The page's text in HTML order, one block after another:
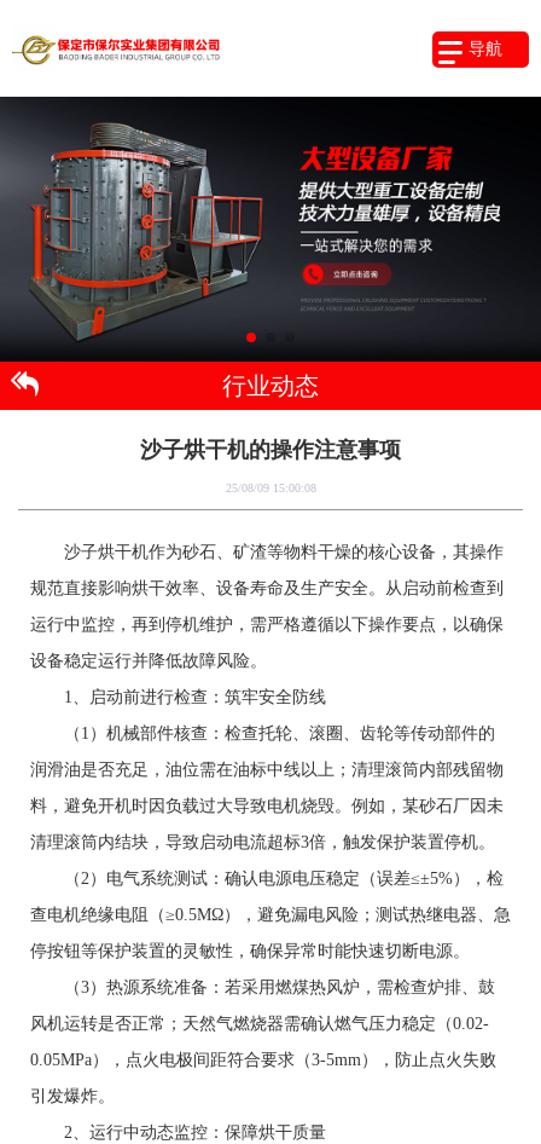
导航
行业动态
沙子烘干机的操作注意事项
25/08/09 15:00:08
沙子烘干机作为砂石、矿渣等物料干燥的核心设备，其操作
规范直接影响烘干效率、设备寿命及生产安全。从启动前检查到
运行中监控，再到停机维护，需严格遵循以下操作要点，以确保
设备稳定运行并降低故障风险。
1、启动前进行检查：筑牢安全防线
（1）机械部件核查：检查托轮、滚圈、齿轮等传动部件的
润滑油是否充足，油位需在油标中线以上；清理滚筒内部残留物
料，避免开机时因负载过大导致电机烧毁。例如，某砂石厂因未
清理滚筒内结块，导致启动电流超标3倍，触发保护装置停机。
（2）电气系统测试：确认电源电压稳定（误差≤±5%），检
查电机绝缘电阻（≥0.5MΩ），避免漏电风险；测试热继电器、急
停按钮等保护装置的灵敏性，确保异常时能快速切断电源。
（3）热源系统准备：若采用燃煤热风炉，需检查炉排、鼓
风机运转是否正常；天然气燃烧器需确认燃气压力稳定（0.02-
0.05MPa），点火电极间距符合要求（3-5mm），防止点火失败
引发爆炸。
2、运行中动态监控：保障烘干质量